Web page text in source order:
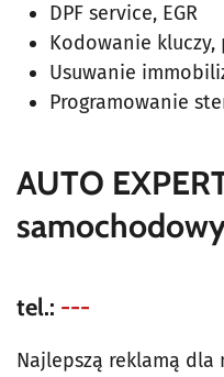
DPF service, EGR
Kodowanie
Usuwanie
Programowanie
AUTO
tel.: ---
Najlepszą reklamą